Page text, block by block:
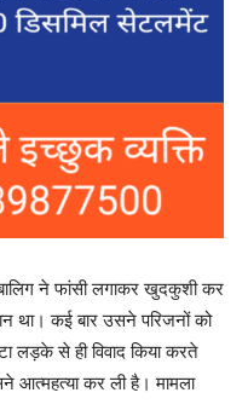
ने फांसी लगाकर खुदकुशी कर
था। कई बार उसने परिजनों को
लड़के से ही विवाद किया करते
कर ली है। मामला